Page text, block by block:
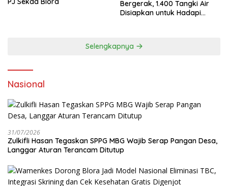
Bergerak, 1.400 Tangki Air
Disiapkan untuk Hadapi
Selengkapnya
Nasional
31/07/2026
Zulkifli Hasan Tegaskan SPPG MBG Wajib Serap Pangan Desa,
Langgar Aturan Terancam Ditutup